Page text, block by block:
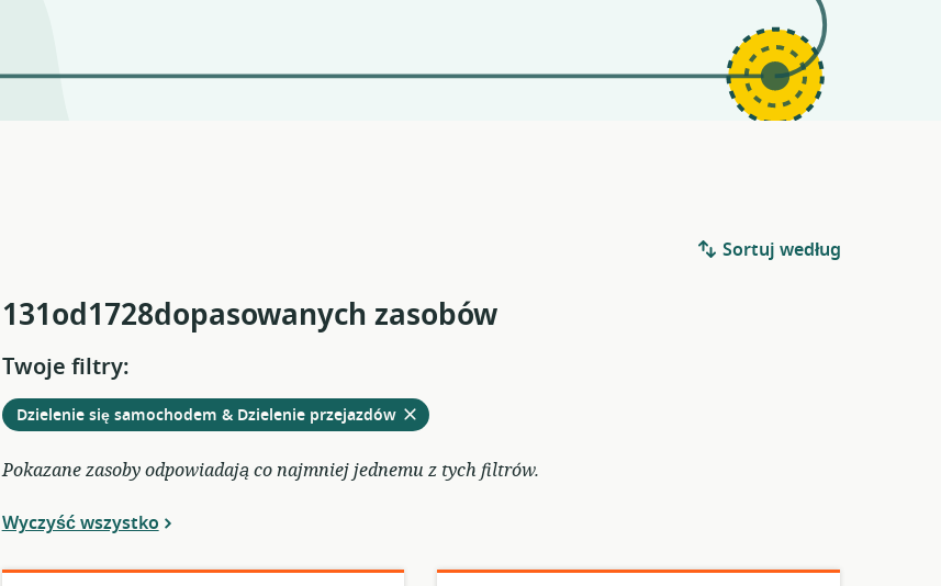
Sortuj według
131od1728dopasowanych zasobów
Twoje filtry:
Usuń
Dzielenie się samochodem & Dzielenie przejazdówz
obecnych
filtrów
Pokazane zasoby odpowiadają co najmniej jednemu z tych filtrów.
Wyczyść wszystko